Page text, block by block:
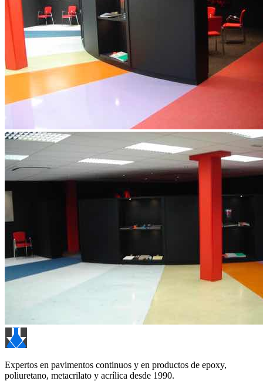
Expertos en pavimentos continuos y en productos de epoxy,
poliuretano, metacrilato y acrílica desde 1990.